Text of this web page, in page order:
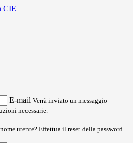
CIE
E-mail Verrà inviato un messaggio
necessarie.
utente? Effettua il reset della password